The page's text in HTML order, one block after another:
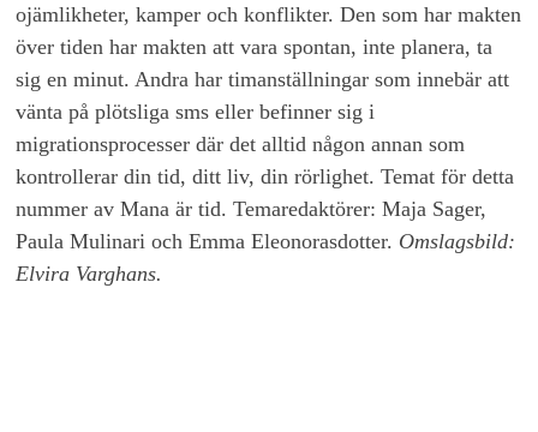
ojämlikheter, kamper och konflikter. Den som har makten
över tiden har makten att vara spontan, inte planera, ta
sig en minut. Andra har timanställningar som innebär att
vänta på plötsliga sms eller befinner sig i
migrationsprocesser där det alltid någon annan som
kontrollerar din tid, ditt liv, din rörlighet. Temat för detta
nummer av Mana är tid. Temaredaktörer: Maja Sager,
Paula Mulinari och Emma Eleonorasdotter. Omslagsbild:
Elvira Varghans.